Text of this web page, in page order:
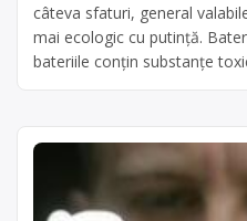
câteva sfaturi, general
mai ecologic cu putinţă.
bateriile conţin substanţe